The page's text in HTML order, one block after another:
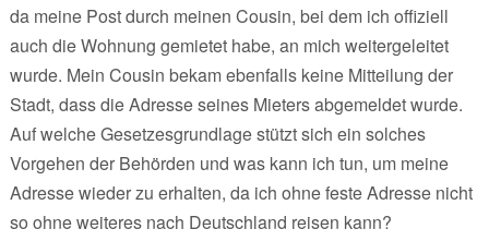
da meine Post durch meinen Cousin, bei dem ich offiziell
auch die Wohnung gemietet habe, an mich weitergeleitet
wurde. Mein Cousin bekam ebenfalls keine Mitteilung der
Stadt, dass die Adresse seines Mieters abgemeldet wurde.
Auf welche Gesetzesgrundlage stützt sich ein solches
Vorgehen der Behörden und was kann ich tun, um meine
Adresse wieder zu erhalten, da ich ohne feste Adresse nicht
so ohne weiteres nach Deutschland reisen kann?